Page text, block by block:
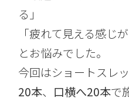
る」
「疲れて見える感じが
とお悩みでした。
今回はショートスレ
20本、 口横へ20本で